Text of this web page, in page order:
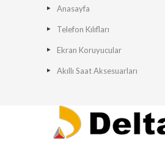
Anasayfa
Telefon Kılıfları
Ekran Koruyucular
Akıllı Saat Aksesuarları